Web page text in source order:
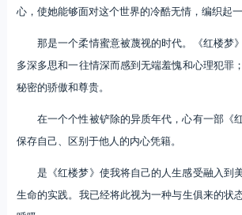
心，使她能够面对这个世界的冷酷无情，编织起一
那是一个柔情蜜意被蔑视的时代。《红楼梦
多深多思和一往情深而感到无端羞愧和心理犯罪
秘密的骄傲和尊贵。
在一个个性被铲除的异质年代，心有一部《
保存自己、区别于他人的内心凭籍。
是《红楼梦》使我将自己的人生感受融入到
生命的实践。我已经将此视为一种与生俱来的状